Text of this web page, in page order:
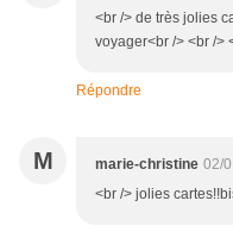
<br /> de très jolies
voyager<br /> <br />
Répondre
M marie-christine 02/
<br /> jolies